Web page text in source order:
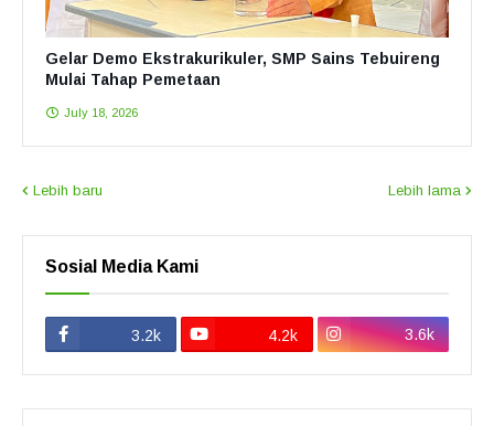
Gelar Demo Ekstrakurikuler, SMP Sains Tebuireng
Mulai Tahap Pemetaan
July 18, 2026
Lebih baru Lebih lama
Sosial Media Kami
3.2k 4.2k 3.6k